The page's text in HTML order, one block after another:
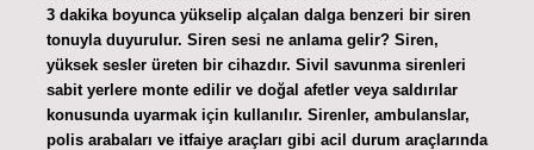
3 dakika boyunca yükselip alçalan dalga benzeri bir siren
tonuyla duyurulur. Siren sesi ne anlama gelir? Siren,
yüksek sesler üreten bir cihazdır. Sivil savunma sirenleri
sabit yerlere monte edilir ve doğal afetler veya saldırılar
konusunda uyarmak için kullanılır. Sirenler, ambulanslar,
polis arabaları ve itfaiye araçları gibi acil durum araçlarında